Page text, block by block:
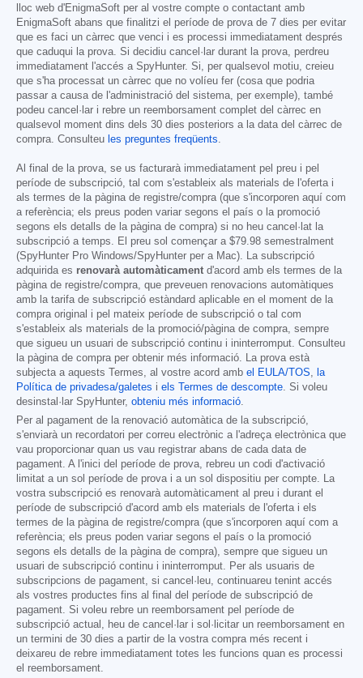
lloc web d'EnigmaSoft per al vostre compte o contactant amb
EnigmaSoft abans que finalitzi el període de prova de 7 dies per evitar
que es faci un càrrec que venci i es processi immediatament després
que caduqui la prova. Si decidiu cancel·lar durant la prova, perdreu
immediatament l'accés a SpyHunter. Si, per qualsevol motiu, creieu
que s'ha processat un càrrec que no volíeu fer (cosa que podria
passar a causa de l'administració del sistema, per exemple), també
podeu cancel·lar i rebre un reemborsament complet del càrrec en
qualsevol moment dins dels 30 dies posteriors a la data del càrrec de
compra. Consulteu les preguntes freqüents
Al final de la prova, se us facturarà immediatament pel preu i pel
període de subscripció, tal com s'estableix als materials de l'oferta i
als termes de la pàgina de registre/compra (que s'incorporen aquí com
a referència; els preus poden variar segons el país o la promoció
segons els detalls de la pàgina de compra) si no heu cancel·lat la
subscripció a temps. El preu sol començar a $79.98 semestralment
(SpyHunter Pro Windows/SpyHunter per a Mac). La subscripció
adquirida es renovarà automàticament d'acord amb els termes de la
pàgina de registre/compra, que preveuen renovacions automàtiques
amb la tarifa de subscripció estàndard aplicable en el moment de la
compra original i pel mateix període de subscripció o tal com
s'estableix als materials de la promoció/pàgina de compra, sempre
que sigueu un usuari de subscripció continu i ininterromput. Consulteu
la pàgina de compra per obtenir més informació. La prova està
subjecta a aquests Termes, al vostre acord amb el EULA/TOS
la
Política de privadesa/galetes i els Termes de descompte . Si voleu
desinstal·lar SpyHunter, obteniu més informació
Per al pagament de la renovació automàtica de la subscripció,
s'enviarà un recordatori per correu electrònic a l'adreça electrònica que
vau proporcionar quan us vau registrar abans de cada data de
pagament. A l'inici del període de prova, rebreu un codi d'activació
limitat a un sol període de prova i a un sol dispositiu per compte. La
vostra subscripció es renovarà automàticament al preu i durant el
període de subscripció d'acord amb els materials de l'oferta i els
termes de la pàgina de registre/compra (que s'incorporen aquí com a
referència; els preus poden variar segons el país o la promoció
segons els detalls de la pàgina de compra), sempre que sigueu un
usuari de subscripció continu i ininterromput. Per als usuaris de
subscripcions de pagament, si cancel·leu, continuareu tenint accés
als vostres productes fins al final del període de subscripció de
pagament. Si voleu rebre un reemborsament pel període de
subscripció actual, heu de cancel·lar i sol·licitar un reemborsament en
un termini de 30 dies a partir de la vostra compra més recent i
deixareu de rebre immediatament totes les funcions quan es processi
el reemborsament.